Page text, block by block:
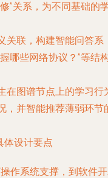
”关系，为不同基础的
关联，构建智能问答系
哪些网络协议？”等结
在图谱节点上的学习行
，并智能推荐薄弱环节
体设计要点
作系统支撑，到软件